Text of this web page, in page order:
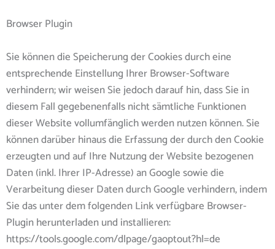
Browser Plugin
Sie können die Speicherung der Cookies durch eine
entsprechende Einstellung Ihrer Browser-Software
verhindern; wir weisen Sie jedoch darauf hin, dass Sie in
diesem Fall gegebenenfalls nicht sämtliche Funktionen
dieser Website vollumfänglich werden nutzen können. Sie
können darüber hinaus die Erfassung der durch den Cookie
erzeugten und auf Ihre Nutzung der Website bezogenen
Daten (inkl. Ihrer IP-Adresse) an Google sowie die
Verarbeitung dieser Daten durch Google verhindern, indem
Sie das unter dem folgenden Link verfügbare Browser-
Plugin herunterladen und installieren:
https://tools.google.com/dlpage/gaoptout?hl=de